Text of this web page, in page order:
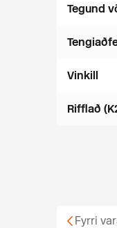
Tegund
Vinkill
Rifflað
Fyrri